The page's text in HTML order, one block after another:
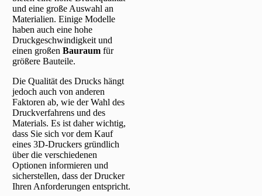
und eine große Auswahl an
Materialien. Einige Modelle
haben auch eine hohe
Druckgeschwindigkeit und
einen großen Bauraum für
größere Bauteile.
Die Qualität des Drucks hängt
jedoch auch von anderen
Faktoren ab, wie der Wahl des
Druckverfahrens und des
Materials. Es ist daher wichtig,
dass Sie sich vor dem Kauf
eines 3D-Druckers gründlich
über die verschiedenen
Optionen informieren und
sicherstellen, dass der Drucker
Ihren Anforderungen entspricht.